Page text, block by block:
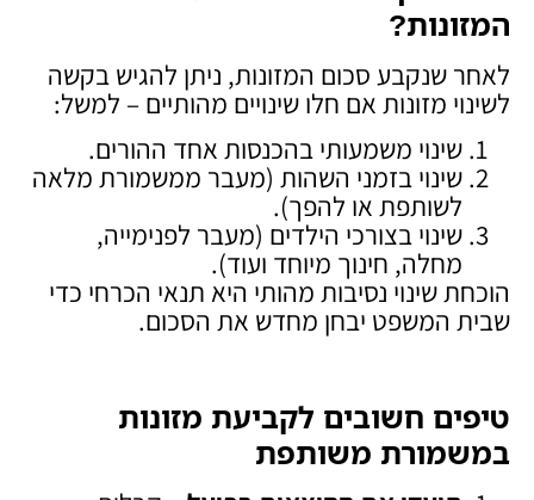
המזונות?
לאחר שנקבע סכום המזונות, ניתן להגיש בקשה
לשינוי מזונות אם חלו שינויים מהותיים – למשל:
שינוי משמעותי בהכנסות אחד ההורים.
שינוי בזמני השהות (מעבר ממשמורת מלאה
לשותפת או להפך).
שינוי בצורכי הילדים (מעבר לפנימייה,
מחלה, חינוך מיוחד ועוד).
הוכחת שינוי נסיבות מהותי היא תנאי הכרחי כדי
שבית המשפט יבחן מחדש את הסכום.
טיפים חשובים לקביעת מזונות
במשמורת משותפת